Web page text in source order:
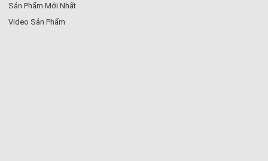
Sản Phẩm Mới Nhất
Video Sản Phẩm